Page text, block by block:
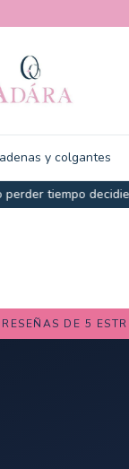
decidiendo qué
y colgantes
DE 5